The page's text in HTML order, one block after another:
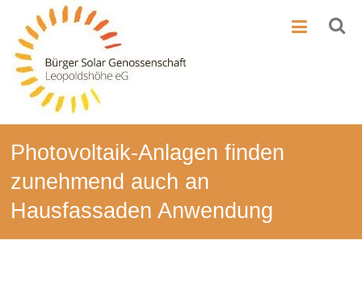
Inhalt
springen
BSG-
Leo
Bürger-
Solar-
Genossenschaft
Leopoldshöhe
Photovoltaik-Anlagen finden
zunehmend auch an
Hausfassaden Anwendung